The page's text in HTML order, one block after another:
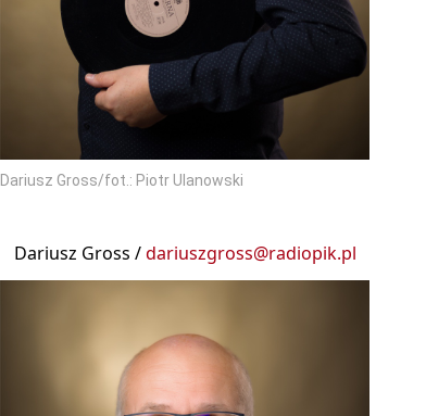
Dariusz Gross/fot.: Piotr Ulanowski
Dariusz Gross /dariuszgross@radiopik.pl